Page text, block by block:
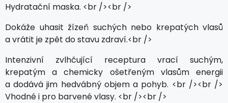
Hydratační maska. <br /><br />
Dokáže uhasit žízeň suchých nebo krepatých vlasů
a vrátit je zpět do stavu zdraví.<br />
Intenzivní zvlhčující receptura vrací suchým,
krepatým a chemicky ošetřeným vlasům energii
a dodává jim hedvábný objem a pohyb. <br /><br />
Vhodné i pro barvené vlasy. <br /><br />